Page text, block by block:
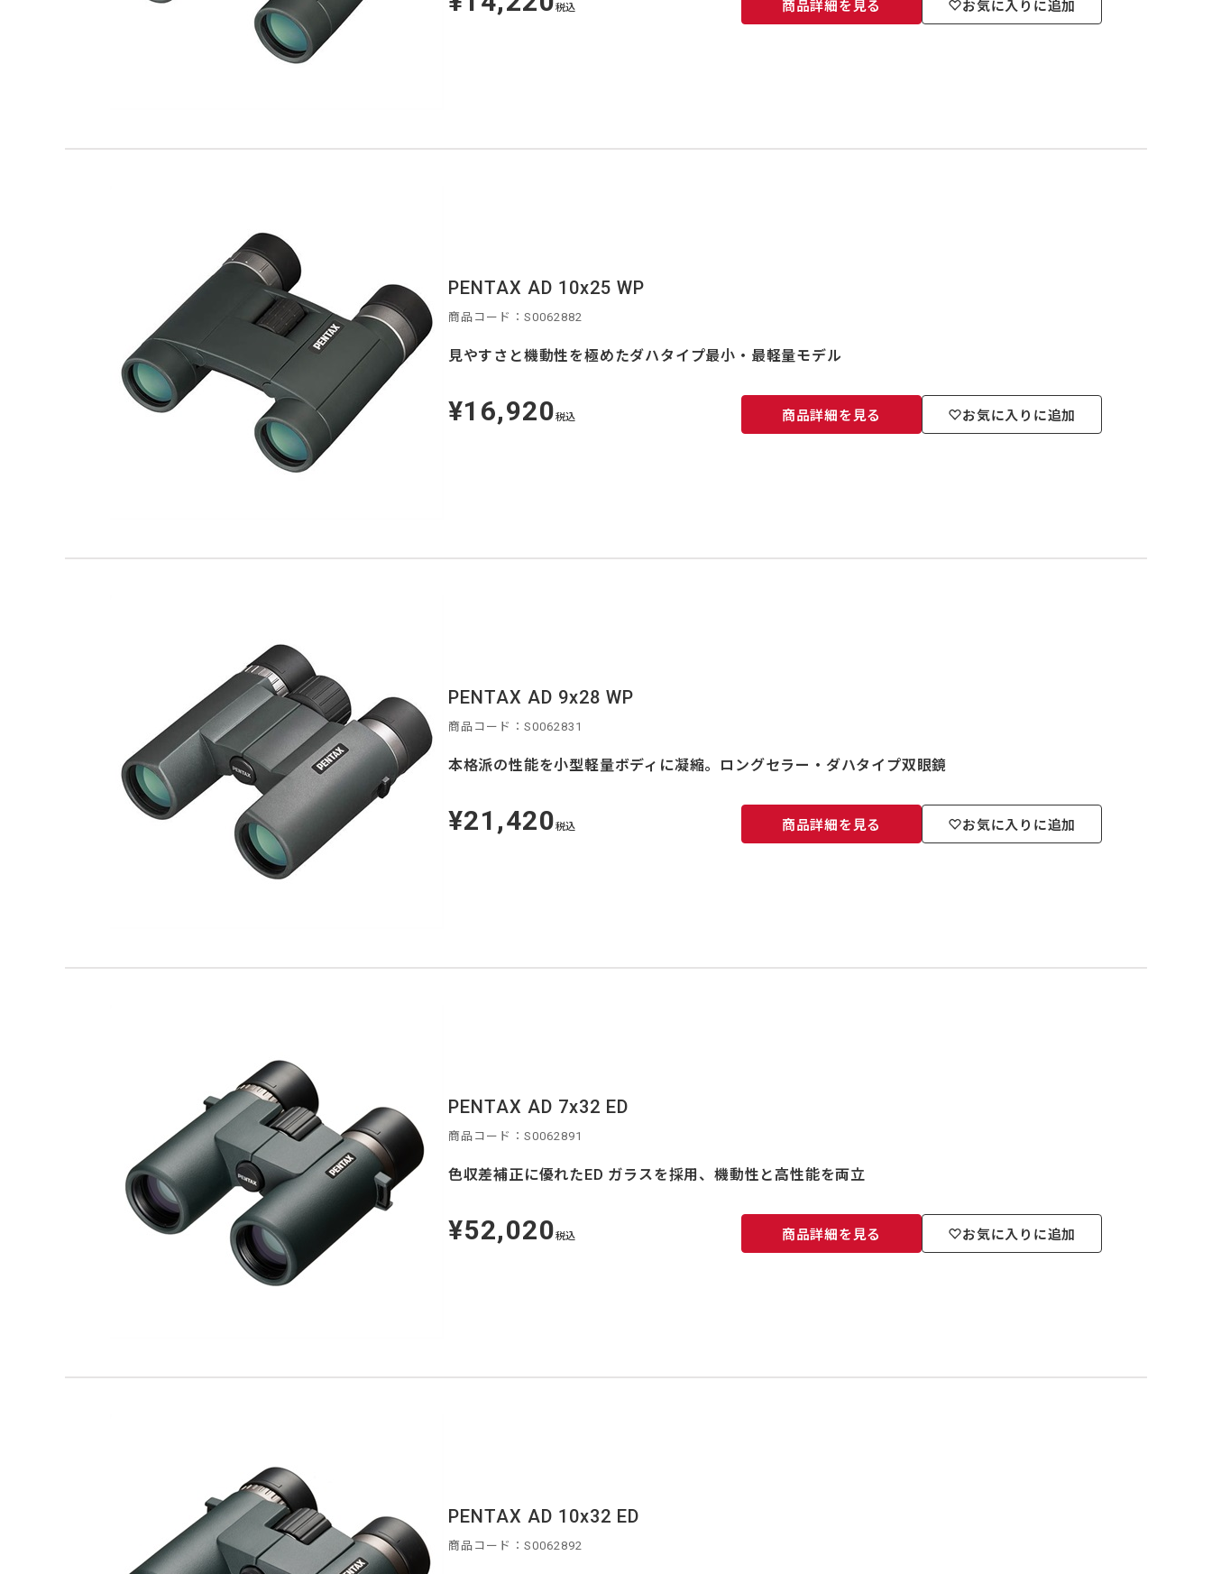
価
税込 商品詳細を見る お気に入りに追加
PENTAX AD 10x25 WP
商品コード：S0062882
見やすさと機動性を極めたダハタイプ最小・最軽量モデル
定
価
¥16,920税込 商品詳細を見る お気に入りに追加
PENTAX AD 9x28 WP
商品コード：S0062831
本格派の性能を小型軽量ボディに凝縮。ロングセラー・ダハタイプ双眼鏡
定
価
¥21,420税込 商品詳細を見る お気に入りに追加
PENTAX AD 7x32 ED
商品コード：S0062891
色収差補正に優れたED ガラスを採用、機動性と高性能を両立
定
価
¥52,020税込 商品詳細を見る お気に入りに追加
PENTAX AD 10x32 ED
商品コード：S0062892